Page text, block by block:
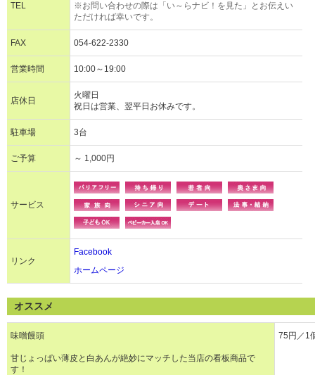
TEL
※お問い合わせの際は「い～らナビ！を見た」とお伝えい
ただければ幸いです。
FAX 054-622-2330
営業時間 10:00～19:00
店休日
火曜日
祝日は営業、翌平日お休みです。
駐車場 3台
ご予算 ～ 1,000円
サービス
リンク
Facebook
ホームページ
オススメ
味噌饅頭
甘じょっぱい薄皮と白あんが絶妙にマッチした当店の看板商品で
す！
75円／1